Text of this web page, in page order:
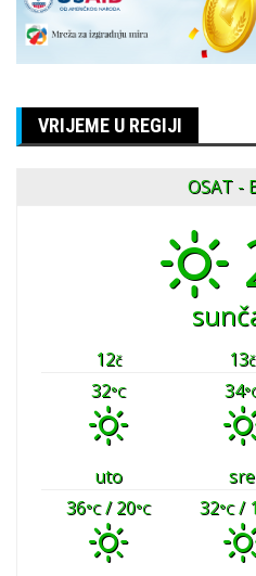
VRIJEME U REGIJI
OSAT -
12č 13č
32°C 34
uto sre
36°C/ 20°C 32°C/